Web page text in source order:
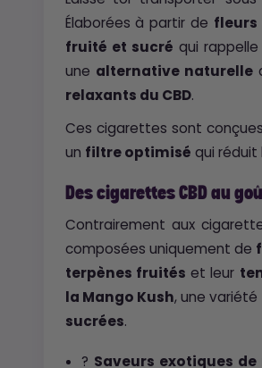
Élaborées à partir de fleurs
fruité et sucré qui
une alternative naturelle
relaxants du CBD.
Ces cigarettes sont
un filtre optimisé qui réduit
Des cigarettes CBD au
Contrairement aux
composées uniquement de
terpènes fruités et leur
la Mango Kush, une variété
sucrées.
? Saveurs exotiques